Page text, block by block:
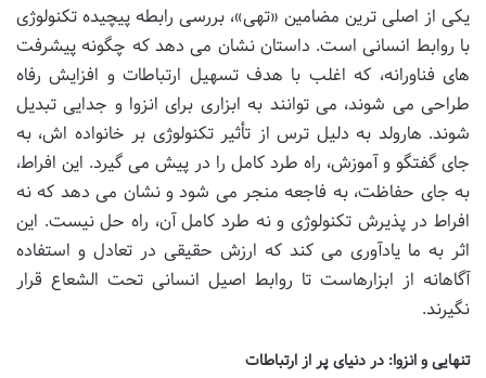
یکی از اصلی ترین مضامین «تهی»، بررسی رابطه پیچیده تکنولوژی
با روابط انسانی است. داستان نشان می دهد که چگونه پیشرفت
های فناورانه، که اغلب با هدف تسهیل ارتباطات و افزایش رفاه
طراحی می شوند، می توانند به ابزاری برای انزوا و جدایی تبدیل
شوند. هارولد به دلیل ترس از تأثیر تکنولوژی بر خانواده اش، به
جای گفتگو و آموزش، راه طرد کامل را در پیش می گیرد. این افراط،
به جای حفاظت، به فاجعه منجر می شود و نشان می دهد که نه
افراط در پذیرش تکنولوژی و نه طرد کامل آن، راه حل نیست. این
اثر به ما یادآوری می کند که ارزش حقیقی در تعادل و استفاده
آگاهانه از ابزارهاست تا روابط اصیل انسانی تحت الشعاع قرار
نگیرند.
تنهایی و انزوا: در دنیای پر از ارتباطات